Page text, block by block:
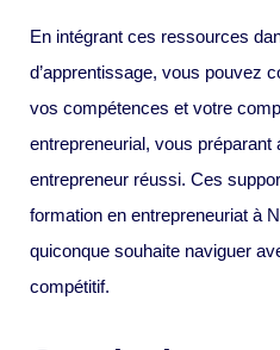
En intégrant ces ressources
d’apprentissage, vous pouvez
vos compétences et votre
entrepreneurial, vous préparant
entrepreneur réussi. Ces
formation en entrepreneuriat à
quiconque souhaite naviguer
compétitif.